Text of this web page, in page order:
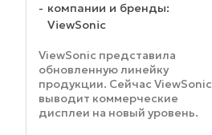
компании и бренды:
ViewSonic
ViewSonic представила
обновленную линейку
продукции. Сейчас ViewSonic
выводит коммерческие
дисплеи на новый уровень.